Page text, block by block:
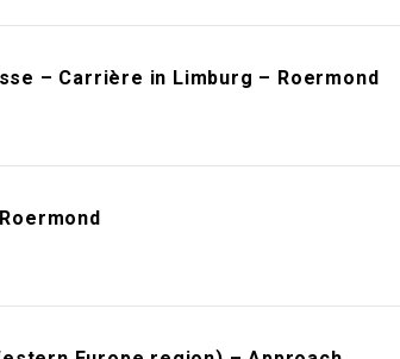
– Carrière in Limburg – Roermond